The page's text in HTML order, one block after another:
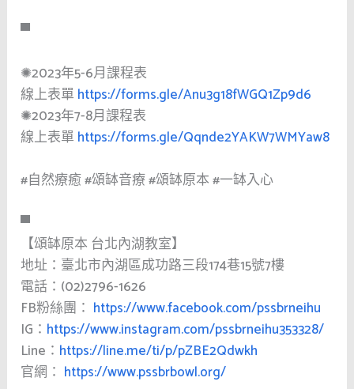
▀
✺2023年5-6月課程表
線上表單 https://forms.gle/Anu3g18fWGQ1Zp9d6
✺2023年7-8月課程表
線上表單 https://forms.gle/Qqnde2YAKW7WMYaw8
#自然療癒#頌缽音療#頌缽原本#一缽入心
▀
【頌缽原本 台北內湖教室】
地址：臺北市內湖區成功路三段174巷15號7樓
電話：(02)2796-1626
FB粉絲團： https://www.facebook.com/pssbrneihu
IG： https://www.instagram.com/pssbrneihu353328/
Line： https://line.me/ti/p/pZBE2Qdwkh
官網： https://www.pssbrbowl.org/